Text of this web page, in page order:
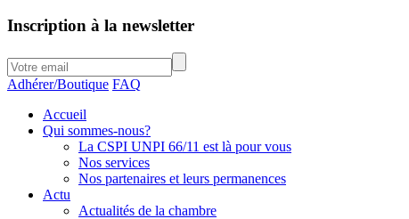
Inscription à la newsletter
Adhérer/Boutique FAQ
Accueil
Qui sommes-nous?
La CSPI UNPI 66/11 est là pour vous
Nos services
Nos partenaires et leurs permanences
Actu
Actualités de la chambre